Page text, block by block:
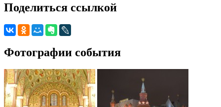
Поделиться ссылкой
Фотографии события